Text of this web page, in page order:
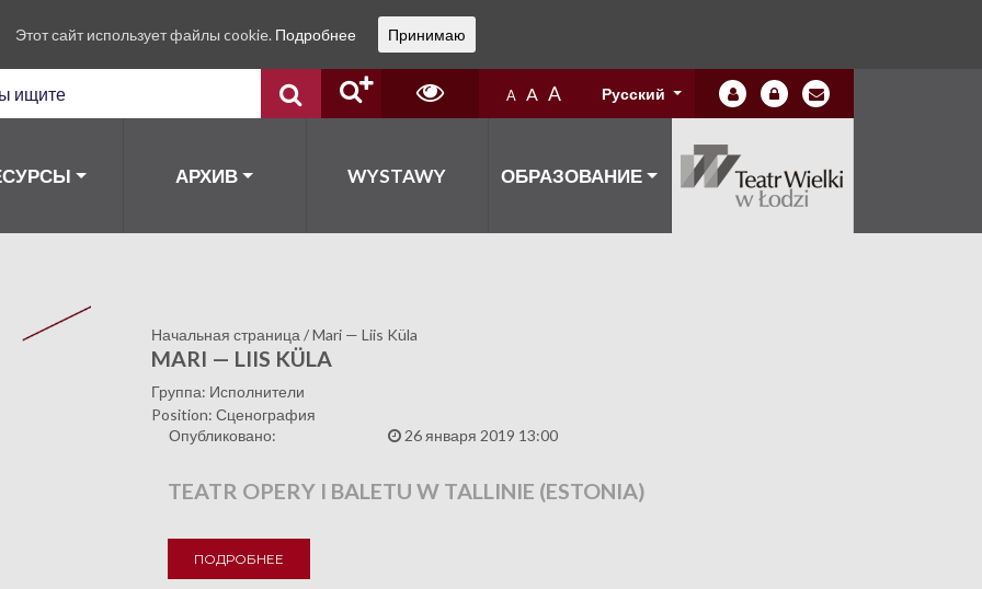
A A A Русский
АРХИВ WYSTAWY ОБРАЗОВАНИЕ
Начальная страница /Mari — Liis Küla
MARI — LIIS KÜLA
Группа: Исполнители
Position: Сценография
Опубликовано:
26 января 2019 13:00
TEATR OPERY I BALETU W TALLINIE (ESTONIA)
ПОДРОБНЕЕ
Этот сайт использует файлы cookie. Подробнее Принимаю